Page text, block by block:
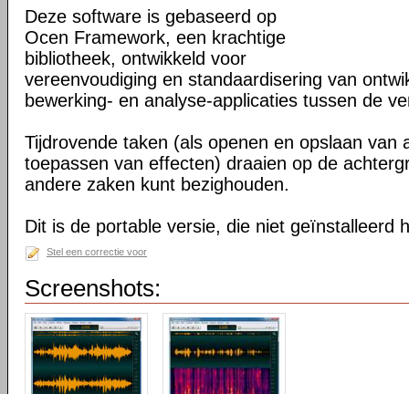
Deze software is gebaseerd op
Ocen Framework, een krachtige
bibliotheek, ontwikkeld voor
vereenvoudiging en standaardisering van
bewerking- en analyse-applicaties tussen de
Tijdrovende taken (als openen en opslaan van
toepassen van effecten) draaien op de
andere zaken kunt bezighouden.
Dit is de portable versie, die niet geïnstalleerd
Stel een correctie voor
Screenshots: